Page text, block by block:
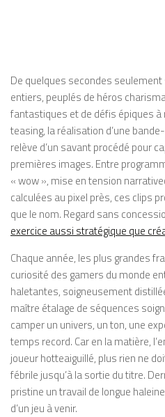
De quelques secondes
entiers, peuplés de héros
fantastiques et de défis épiques à
teasing, la réalisation d’une
relève d’un savant procédé pour
premières images. Entre
« wow », mise en tension
calculées au pixel près, ces clips
que le nom. Regard sans
exercice aussi stratégique que
Chaque année, les plus grandes
curiosité des gamers du monde
haletantes, soigneusement
maître étalage de séquences
camper un univers, un ton, une
temps record. Car en la matière,
joueur hotteaiguillé, plus rien ne
fébrile jusqu’à la sortie du titre.
pristine un travail de longue
d’un jeu à venir.